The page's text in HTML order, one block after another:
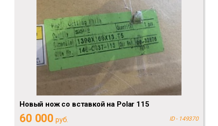
Новый нож со вставкой на Polar 115
60 000 руб. ID - 149370